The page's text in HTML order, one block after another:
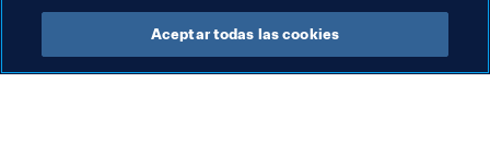
Aceptar todas las cookies